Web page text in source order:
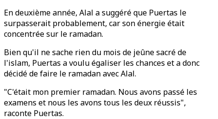
En deuxième année, Alal a suggéré que Puertas le
surpasserait probablement, car son énergie était
concentrée sur le ramadan.
Bien qu'il ne sache rien du mois de jeûne sacré de
l'islam, Puertas a voulu égaliser les chances et a donc
décidé de faire le ramadan avec Alal.
"C'était mon premier ramadan. Nous avons passé les
examens et nous les avons tous les deux réussis",
raconte Puertas.